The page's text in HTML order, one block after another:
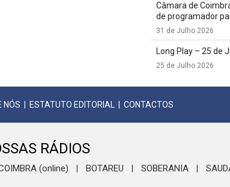
Câmara de
de programador
31 de Julho 2026
Long Play – 25 de
25 de Julho 2026
NÓS ESTATUTO EDITORIAL CONTACTOS
RÁDIOS
(online) BOTAREU SOBERANIA